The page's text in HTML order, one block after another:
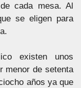
cada mesa. Al
se eligen para
existen unos
menor de setenta
años ya que